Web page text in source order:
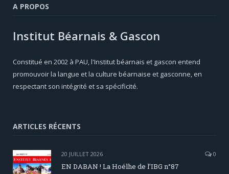
A PROPOS
Institut Béarnais & Gascon
Constitué en 2002 à PAU, l'Institut béarnais et gascon entend
promouvoir la langue et la culture béarnaise et gasconne, en
respectant son intégrité et sa spécificité.
ARTICLES RÉCENTS
20 JUILLET 2026 0
EN DABAN ! La Hoélhe de l’IBG n°87